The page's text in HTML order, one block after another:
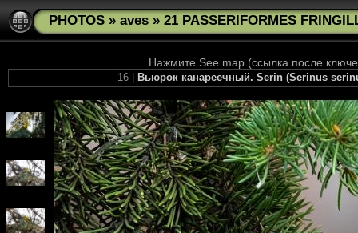
PHOTOS » aves » 21 PASSERIFORMES
Нажмите See map (ссылка после
16 | Вьюрок канареечный. Serin (Serinus